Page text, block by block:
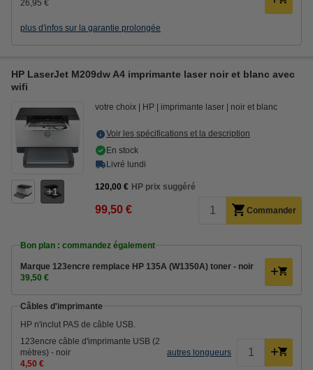
26,95 €
plus d'infos sur la garantie prolongée
HP LaserJet M209dw A4 imprimante laser noir et blanc avec
wifi
1
votre choix HP imprimante laser noir et blanc
Voir les spécifications et la description
En stock
Livré lundi
120,00 € HP prix suggéré
99,50 € Commander
Bon plan : commandez également
Marque 123encre remplace HP 135A (W1350A) toner - noir
39,50 €
Câbles d'imprimante
HP n'inclut PAS de câble USB.
123encre câble d'imprimante USB (2
mètres) - noir
4,50 €
autres longueurs